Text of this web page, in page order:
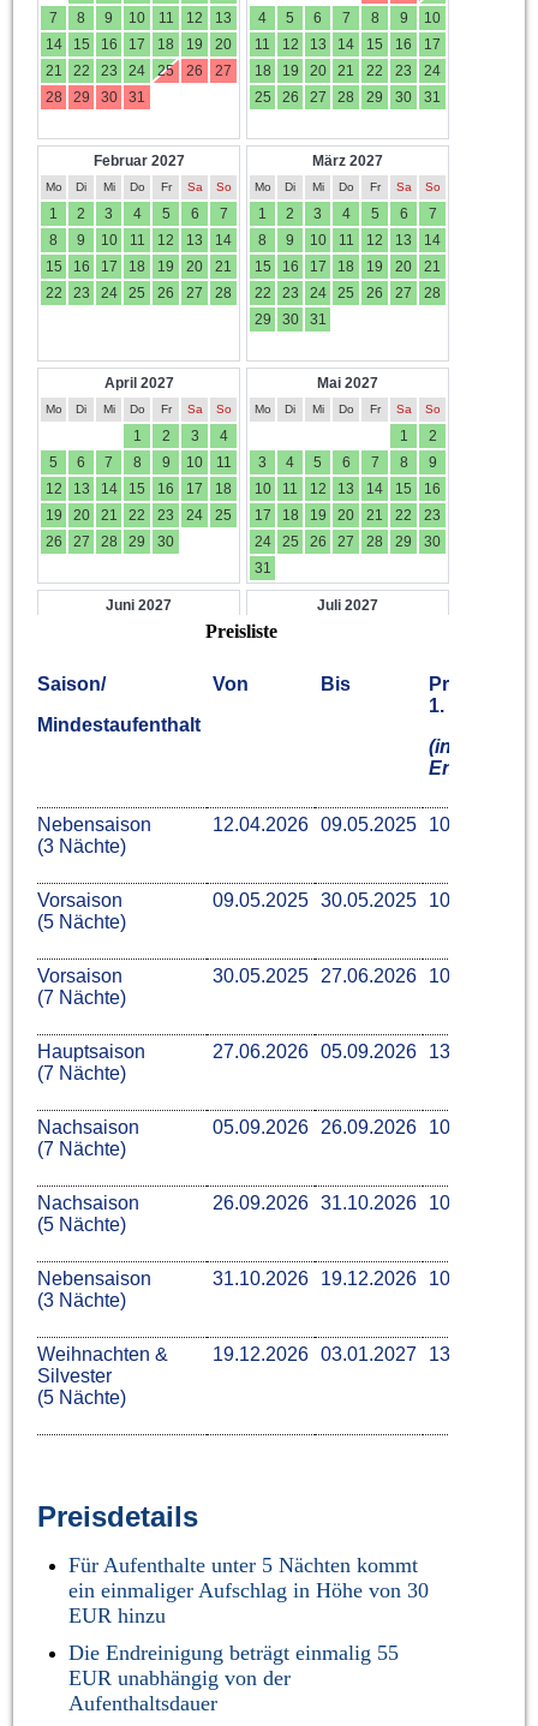
Preisliste
Saison/
Mindestaufenthalt
Von Bis
Preis
1. ÜN
(inkl.
Endr.)
Nebensaison
(3 Nächte)
12.04.2026 09.05.2025 104 €
Vorsaison
(5 Nächte)
09.05.2025 30.05.2025 109 €
Vorsaison
(7 Nächte)
30.05.2025 27.06.2026 109 €
Hauptsaison
(7 Nächte)
27.06.2026 05.09.2026 134 €
Nachsaison
(7 Nächte)
05.09.2026 26.09.2026 109 €
Nachsaison
(5 Nächte)
26.09.2026 31.10.2026 109 €
Nebensaison
(3 Nächte)
31.10.2026 19.12.2026 104 €
Weihnachten &
Silvester
(5 Nächte)
19.12.2026 03.01.2027 134 €
Preisdetails
Für Aufenthalte unter 5 Nächten kommt
ein einmaliger Aufschlag in Höhe von 30
EUR hinzu
Die Endreinigung beträgt einmalig 55
EUR unabhängig von der
Aufenthaltsdauer